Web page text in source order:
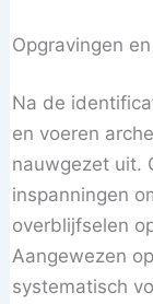
Opgravingen
Na de
en voeren
nauwgezet uit.
inspanningen
overblijfselen
Aangewezen
systematisch